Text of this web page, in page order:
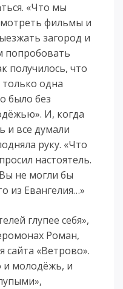
«Что мы
фильмы и
загород и
получилось, что
одна
было без
И, когда
и все думали
руку. «Что
настоятель.
не могли бы
из Евангелия…»
глупее себя»,
Роман,
сайта «Ветрово».
и молодёжь, и